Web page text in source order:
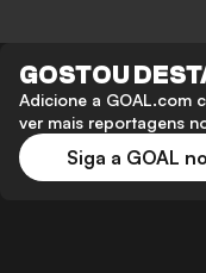
GOSTOU
Adicione a GOAL.com
ver mais reportagens
Siga a GOAL